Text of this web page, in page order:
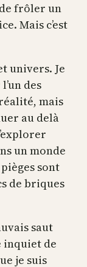
frôler un
Mais c’est
univers. Je
des
mais
au delà
un monde
sont
de briques
saut
inquiet de
je suis